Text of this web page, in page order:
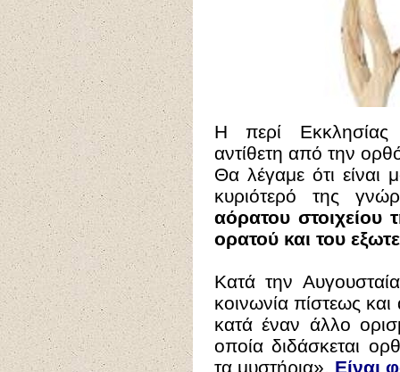
Η περί Εκκλησίας
αντίθετη από την
Θα λέγαμε ότι
κυριότερό της
αόρατου στοιχείου
ορατού και του
Κατά την
κοινωνία πίστεως
κατά έναν άλλο
οποία διδάσκεται
τα μυστήρια». Είναι